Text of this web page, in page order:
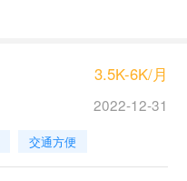
3.5K-6K/月
2022-12-31
交通方便